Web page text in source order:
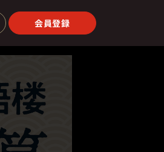
会員登録